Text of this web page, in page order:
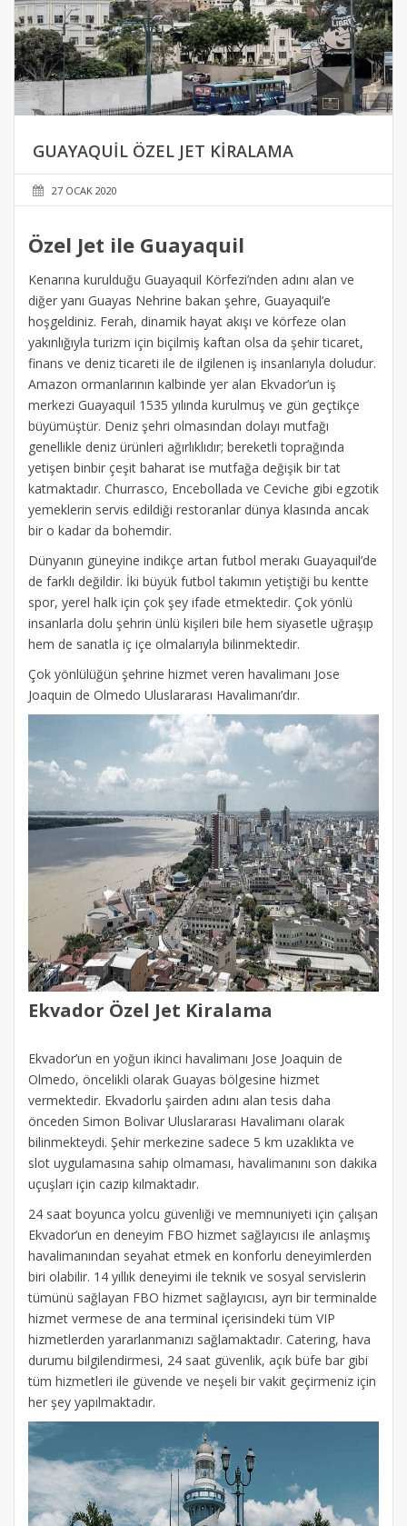
GUAYAQUIL ÖZEL JET KIRALAMA
27 OCAK 2020
Özel Jet ile Guayaquil
Kenarına kurulduğu Guayaquil Körfezi’nden adını alan ve
diğer yanı Guayas Nehrine bakan şehre, Guayaquil’e
hoşgeldiniz. Ferah, dinamik hayat akışı ve körfeze olan
yakınlığıyla turizm için biçilmiş kaftan olsa da şehir ticaret,
finans ve deniz ticareti ile de ilgilenen iş insanlarıyla doludur.
Amazon ormanlarının kalbinde yer alan Ekvador’un iş
merkezi Guayaquil 1535 yılında kurulmuş ve gün geçtikçe
büyümüştür. Deniz şehri olmasından dolayı mutfağı
genellikle deniz ürünleri ağırlıklıdır; bereketli toprağında
yetişen binbir çeşit baharat ise mutfağa değişik bir tat
katmaktadır. Churrasco, Encebollada ve Ceviche gibi egzotik
yemeklerin servis edildiği restoranlar dünya klasında ancak
bir o kadar da bohemdir.
Dünyanın güneyine indikçe artan futbol merakı Guayaquil’de
de farklı değildir. İki büyük futbol takımın yetiştiği bu kentte
spor, yerel halk için çok şey ifade etmektedir. Çok yönlü
insanlarla dolu şehrin ünlü kişileri bile hem siyasetle uğraşıp
hem de sanatla iç içe olmalarıyla bilinmektedir.
Çok yönlülüğün şehrine hizmet veren havalimanı Jose
Joaquin de Olmedo Uluslararası Havalimanı’dır.
Ekvador Özel Jet Kiralama
Ekvador’un en yoğun ikinci havalimanı Jose Joaquin de
Olmedo, öncelikli olarak Guayas bölgesine hizmet
vermektedir. Ekvadorlu şairden adını alan tesis daha
önceden Simon Bolivar Uluslararası Havalimanı olarak
bilinmekteydi. Şehir merkezine sadece 5 km uzaklıkta ve
slot uygulamasına sahip olmaması, havalimanını son dakika
uçuşları için cazip kılmaktadır.
24 saat boyunca yolcu güvenliği ve memnuniyeti için çalışan
Ekvador’un en deneyim FBO hizmet sağlayıcısı ile anlaşmış
havalimanından seyahat etmek en konforlu deneyimlerden
biri olabilir. 14 yıllık deneyimi ile teknik ve sosyal servislerin
tümünü sağlayan FBO hizmet sağlayıcısı, ayrı bir terminalde
hizmet vermese de ana terminal içerisindeki tüm VIP
hizmetlerden yararlanmanızı sağlamaktadır. Catering, hava
durumu bilgilendirmesi, 24 saat güvenlik, açık büfe bar gibi
tüm hizmetleri ile güvende ve neşeli bir vakit geçirmeniz için
her şey yapılmaktadır.